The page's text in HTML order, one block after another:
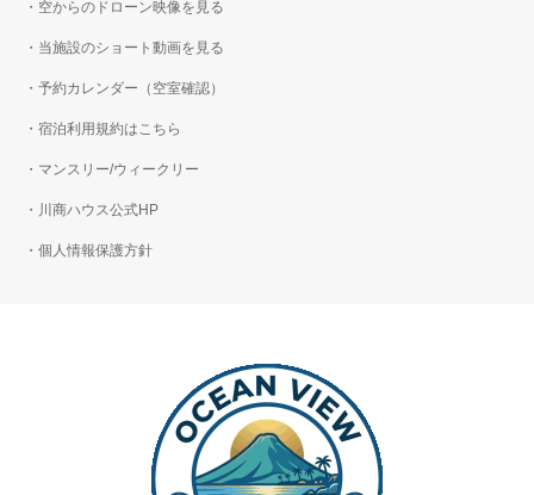
・空からのドローン映像を見る
・当施設のショート動画を見る
・予約カレンダー（空室確認）
・宿泊利用規約はこちら
・マンスリー/ウィークリー
・川商ハウス公式HP
・個人情報保護方針